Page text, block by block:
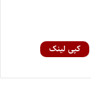
کپی لینک